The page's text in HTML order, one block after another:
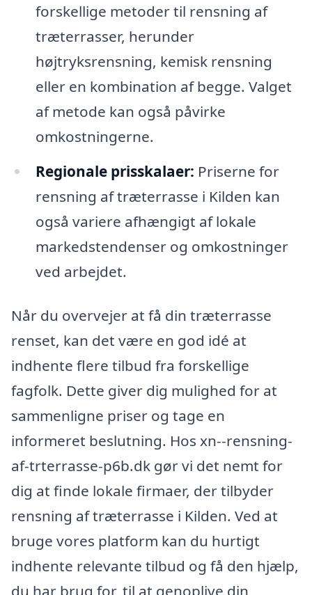
forskellige metoder til rensning af
træterrasser, herunder
højtryksrensning, kemisk rensning
eller en kombination af begge. Valget
af metode kan også påvirke
omkostningerne.
Regionale prisskalaer: Priserne for
rensning af træterrasse i Kilden kan
også variere afhængigt af lokale
markedstendenser og omkostninger
ved arbejdet.
Når du overvejer at få din træterrasse
renset, kan det være en god idé at
indhente flere tilbud fra forskellige
fagfolk. Dette giver dig mulighed for at
sammenligne priser og tage en
informeret beslutning. Hos xn--rensning-
af-trterrasse-p6b.dk gør vi det nemt for
dig at finde lokale firmaer, der tilbyder
rensning af træterrasse i Kilden. Ved at
bruge vores platform kan du hurtigt
indhente relevante tilbud og få den hjælp,